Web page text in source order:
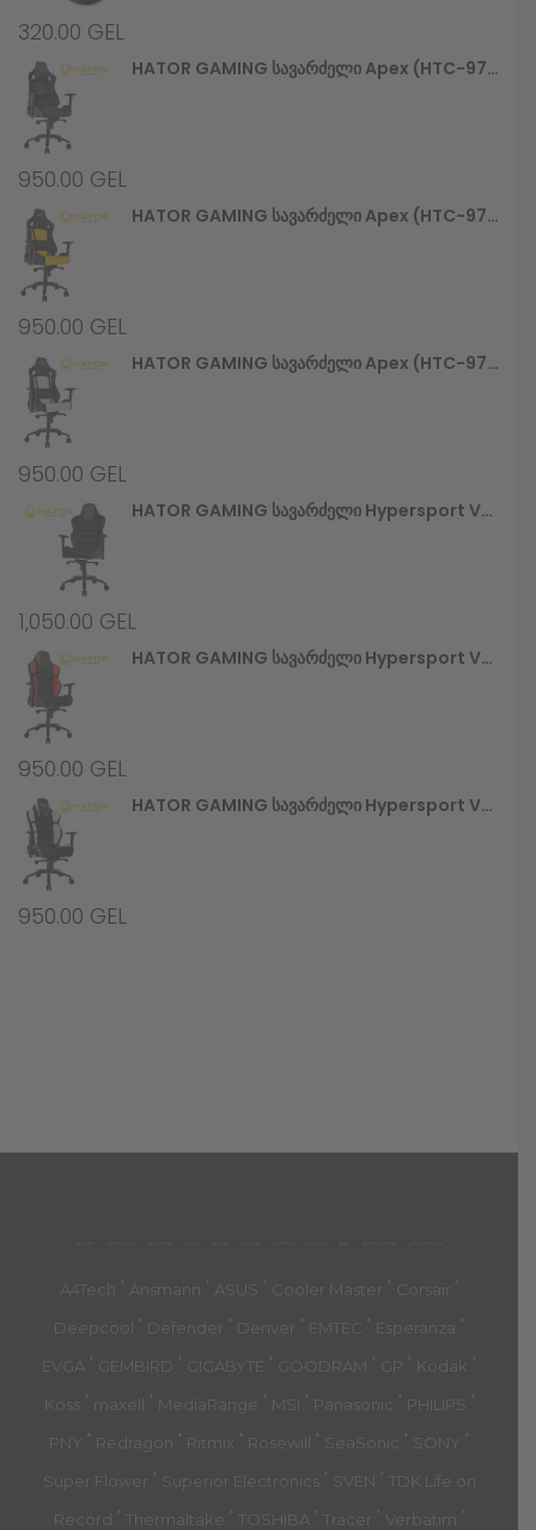
320.00 GEL
HATOR GAMING Სავარძელი Apex (HTC-970) Alcantara Black
950.00 GEL
HATOR GAMING Სავარძელი Apex (HTC-971) Black/Yellow
950.00 GEL
HATOR GAMING Სავარძელი Apex (HTC-972) Black/White
950.00 GEL
HATOR GAMING Სავარძელი Hypersport V2 (HTC-945) Stealth
1,050.00 GEL
HATOR GAMING Სავარძელი Hypersport V2 (HTC-946) Black/Red
950.00 GEL
HATOR GAMING Სავარძელი Hypersport V2 (HTC-948) Black/White
950.00 GEL
A4Tech ' Ansmann ' ASUS ' Cooler Master ' Corsair '
Deepcool ' Defender ' Denver ' EMTEC ' Esperanza '
EVGA ' GEMBIRD ' GIGABYTE ' GOODRAM ' GP ' Kodak '
Koss ' maxell ' MediaRange ' MSI ' Panasonic ' PHILIPS '
PNY ' Redragon ' Ritmix ' Rosewill ' SeaSonic ' SONY '
Super Flower ' Superior Electronics ' SVEN ' TDK Life on
Record ' Thermaltake ' TOSHIBA ' Tracer ' Verbatim '